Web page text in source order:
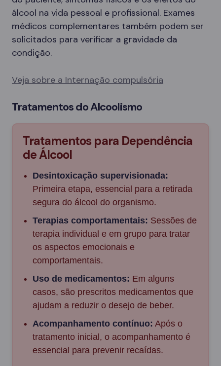
álcool na vida pessoal e profissional. Exames
médicos complementares também podem ser
solicitados para verificar a gravidade da
condição.
Veja sobre a Internação compulsória
Tratamentos do Alcoolismo
Tratamentos para Dependência
de Álcool
Desintoxicação supervisionada:
Primeira etapa, essencial para a retirada
segura do álcool do organismo.
Terapias comportamentais: Sessões de
terapia individual e em grupo para tratar
os aspectos emocionais e
comportamentais.
Uso de medicamentos: Em alguns
casos, são prescritos medicamentos que
ajudam a reduzir o desejo de beber.
Acompanhamento contínuo: Após o
tratamento inicial, o acompanhamento é
essencial para prevenir recaídas.